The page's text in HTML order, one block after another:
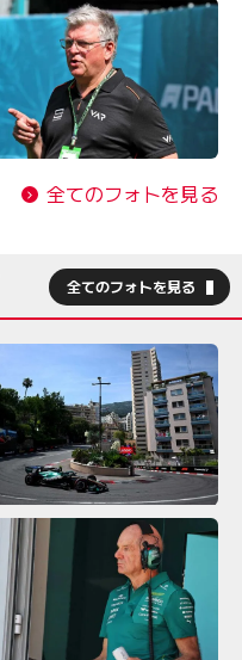
全てのフォトを見る
全てのフォトを見る